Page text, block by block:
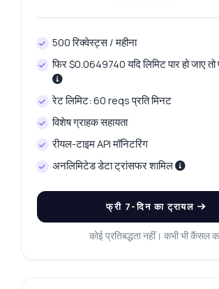
500 रिक्वेस्ट्स / महीना
फिर $0.0649740 यदि लिमिट पार हो जाए तो
रेट लिमिट: 60 reqs प्रति मिनट
विशेष ग्राहक सहायता
रीयल-टाइम API मॉनिटरिंग
अनलिमिटेड डेटा ट्रांसफर शामिल
फ्री 7-दिन का ट्रायल
कोई प्रतिबद्धता नहीं। कभी भी कैंसल